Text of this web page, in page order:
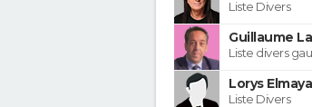
Liste Divers
Guillaume
Liste divers
Lorys
Liste Divers